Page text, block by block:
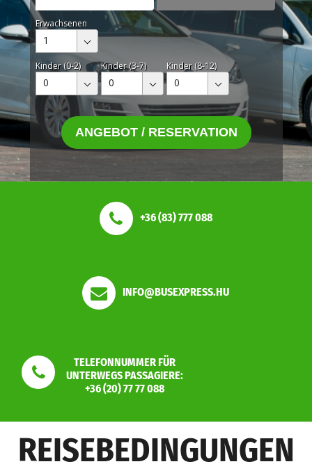
Erwachsenen
1
Kinder (0-2)
0
Kinder (3-7)
0
Kinder (8-12)
0
ANGEBOT / RESERVATION
+36 (83) 777 088
INFO@BUSEXPRESS.HU
TELEFONNUMMER FÜR
UNTERWEGS PASSAGIERE:
+36 (20) 77 77 088
REISEBEDINGUNGEN